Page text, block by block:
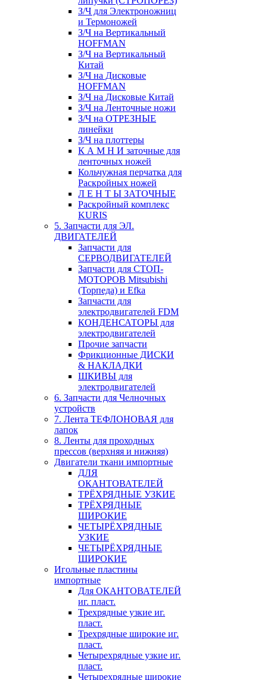
З/Ч для Электроножниц
и Термоножей
З/Ч на Вертикальный
HOFFMAN
З/Ч на Вертикальный
Китай
З/Ч на Дисковые
HOFFMAN
З/Ч на Дисковые Китай
З/Ч на Ленточные ножи
З/Ч на ОТРЕЗНЫЕ
линейки
З/Ч на плоттеры
К А М Н И заточные для
ленточных ножей
Кольчужная перчатка для
Раскройных ножей
Л Е Н Т Ы ЗАТОЧНЫЕ
Раскройный комплекс
KURIS
5. Запчасти для ЭЛ.
ДВИГАТЕЛЕЙ
Запчасти для
СЕРВОДВИГАТЕЛЕЙ
Запчасти для СТОП-
МОТОРОВ Mitsubishi
(Торпеда) и Efka
Запчасти для
электродвигателей FDM
КОНДЕНСАТОРЫ для
электродвигателей
Прочие запчасти
Фрикционные ДИСКИ
& НАКЛАДКИ
ШКИВЫ для
электродвигателей
6. Запчасти для Челночных
устройств
7. Лента ТЕФЛОНОВАЯ для
лапок
8. Ленты для проходных
прессов (верхняя и нижняя)
Двигатели ткани импортные
ДЛЯ
ОКАНТОВАТЕЛЕЙ
ТРЁХРЯДНЫЕ УЗКИЕ
ТРЁХРЯДНЫЕ
ШИРОКИЕ
ЧЕТЫРЁХРЯДНЫЕ
УЗКИЕ
ЧЕТЫРЁХРЯДНЫЕ
ШИРОКИЕ
Игольные пластины
импортные
Для ОКАНТОВАТЕЛЕЙ
иг. пласт.
Трехрядные узкие иг.
пласт.
Трехрядные широкие иг.
пласт.
Четырехрядные узкие иг.
пласт.
Четырехрядные широкие